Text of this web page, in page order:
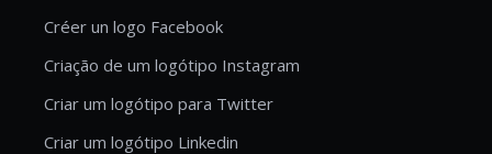
Créer un logo Facebook
Criação de um logótipo Instagram
Criar um logótipo para Twitter
Criar um logótipo Linkedin